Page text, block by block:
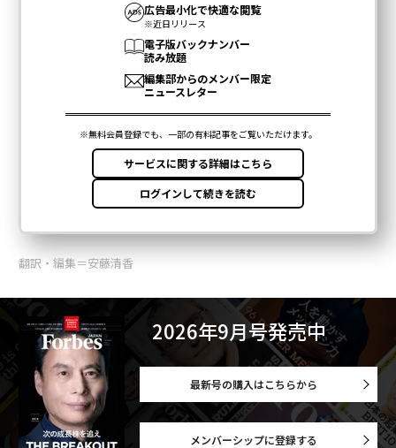
翻訳・編集＝安藤清香
2026年9月号発売中
最新号の購入はこちらから
メンバーシップに登録する